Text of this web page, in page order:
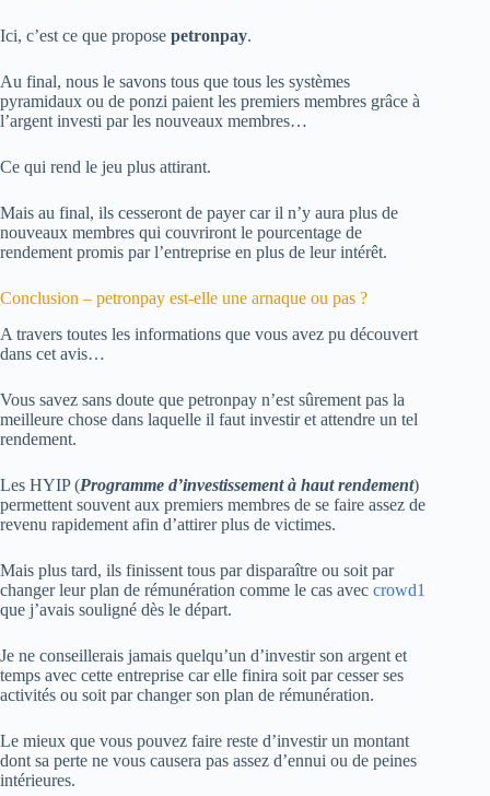
Ici, c’est ce que propose petronpay.
Au final, nous le savons tous que tous les systèmes
pyramidaux ou de ponzi paient les premiers membres grâce à
l’argent investi par les nouveaux membres…
Ce qui rend le jeu plus attirant.
Mais au final, ils cesseront de payer car il n’y aura plus de
nouveaux membres qui couvriront le pourcentage de
rendement promis par l’entreprise en plus de leur intérêt.
Conclusion – petronpay est-elle une arnaque ou pas ?
A travers toutes les informations que vous avez pu découvert
dans cet avis…
Vous savez sans doute que petronpay n’est sûrement pas la
meilleure chose dans laquelle il faut investir et attendre un tel
rendement.
Les HYIP (Programme d’investissement à haut rendement)
permettent souvent aux premiers membres de se faire assez de
revenu rapidement afin d’attirer plus de victimes.
Mais plus tard, ils finissent tous par disparaître ou soit par
changer leur plan de rémunération comme le cas avec crowd1
que j’avais souligné dès le départ.
Je ne conseillerais jamais quelqu’un d’investir son argent et
temps avec cette entreprise car elle finira soit par cesser ses
activités ou soit par changer son plan de rémunération.
Le mieux que vous pouvez faire reste d’investir un montant
dont sa perte ne vous causera pas assez d’ennui ou de peines
intérieures.